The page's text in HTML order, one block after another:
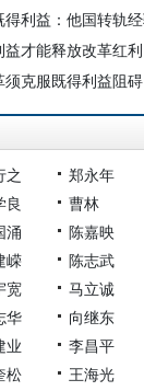
才能释放改革红利
克服既得利益阻碍
之
郑永年
良
曹林
涌
陈嘉映
嵘
陈志武
宽
马立诚
华
向继东
业
李昌平
松
王海光